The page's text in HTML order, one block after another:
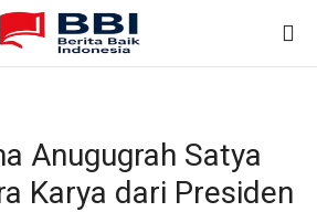
Anugugrah Satya
Karya dari Presiden